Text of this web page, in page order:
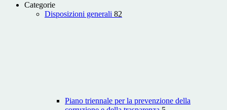
Categorie
Disposizioni generali 82
Piano triennale per la prevenzione della